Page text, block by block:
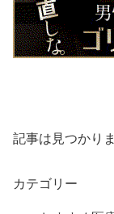
記事は見つかり
カテゴリー